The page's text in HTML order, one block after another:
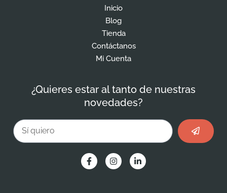
Inicio
Blog
Tienda
Contáctanos
Mi Cuenta
¿Quieres estar al tanto de nuestras
novedades?
Email Enviar
F
a
c
I
n
s
L
i
n